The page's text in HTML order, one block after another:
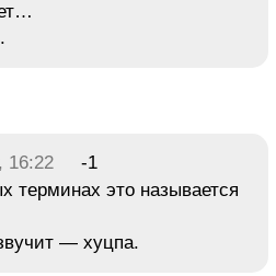
16:22
-1
терминах это называется
— хуцпа.